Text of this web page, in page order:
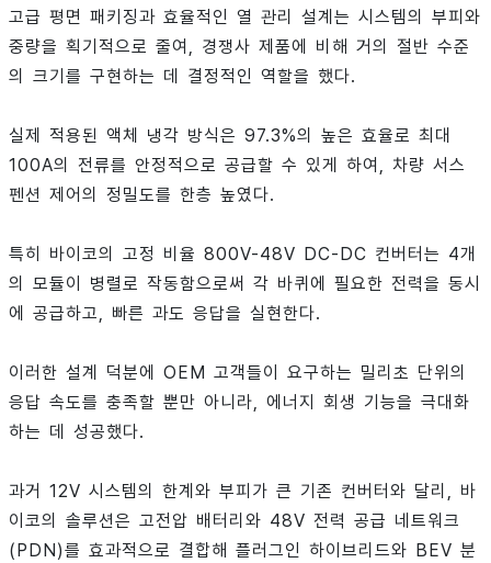
고급 평면 패키징과 효율적인 열 관리 설계는 시스템의 부피와
중량을 획기적으로 줄여, 경쟁사 제품에 비해 거의 절반 수준
의 크기를 구현하는 데 결정적인 역할을 했다.
실제 적용된 액체 냉각 방식은 97.3%의 높은 효율로 최대
100A의 전류를 안정적으로 공급할 수 있게 하여, 차량 서스
펜션 제어의 정밀도를 한층 높였다.
특히 바이코의 고정 비율 800V-48V DC-DC 컨버터는 4개
의 모듈이 병렬로 작동함으로써 각 바퀴에 필요한 전력을 동시
에 공급하고, 빠른 과도 응답을 실현한다.
이러한 설계 덕분에 OEM 고객들이 요구하는 밀리초 단위의
응답 속도를 충족할 뿐만 아니라, 에너지 회생 기능을 극대화
하는 데 성공했다.
과거 12V 시스템의 한계와 부피가 큰 기존 컨버터와 달리, 바
이코의 솔루션은 고전압 배터리와 48V 전력 공급 네트워크
(PDN)를 효과적으로 결합해 플러그인 하이브리드와 BEV 분